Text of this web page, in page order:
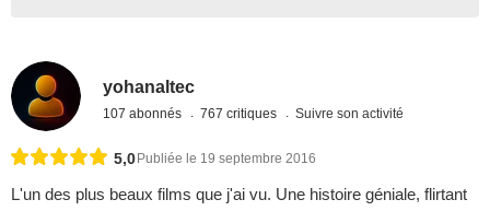
yohanaltec
107 abonnés 767 critiques Suivre son activité
5,0 Publiée le 19 septembre 2016
L'un des plus beaux films que j'ai vu. Une histoire géniale, flirtant